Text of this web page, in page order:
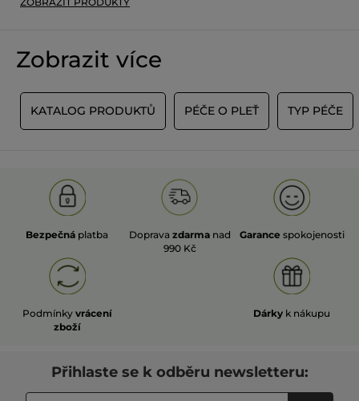
Zobrazit více
KATALOG PRODUKTŮ PÉČE O PLEŤ TYP PÉČE
Bezpečná platba Doprava zdarma nad
990 Kč
Garance spokojenosti
Podmínky vrácení
zboží
Dárky k nákupu
Přihlaste se k odběru newsletteru: